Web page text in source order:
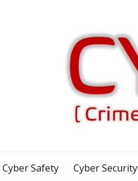
Cyber Safety Cyber Security